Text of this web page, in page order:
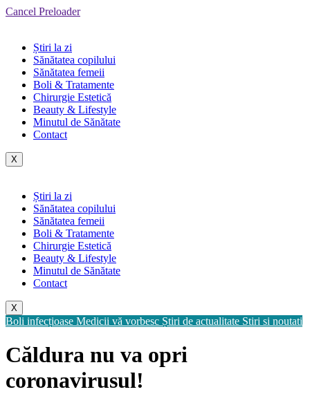
Cancel Preloader
Știri la zi
Sănătatea copilului
Sănătatea femeii
Boli & Tratamente
Chirurgie Estetică
Beauty & Lifestyle
Minutul de Sănătate
Contact
X
Știri la zi
Sănătatea copilului
Sănătatea femeii
Boli & Tratamente
Chirurgie Estetică
Beauty & Lifestyle
Minutul de Sănătate
Contact
X
Boli infecțioase Medicii vă vorbesc Știri de actualitate Stiri si noutati
Căldura nu va opri
coronavirusul!